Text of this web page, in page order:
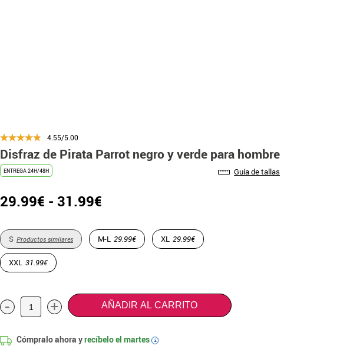
4.55/5.00
Disfraz de Pirata Parrot negro y verde para hombre
ENTREGA 24H/48H Guía de tallas
29.99€ - 31.99€
S Productos similares M-L 29.99€ XL 29.99€
XXL 31.99€
- + AÑADIR AL CARRITO
Cómpralo ahora yrecíbelo el martes i